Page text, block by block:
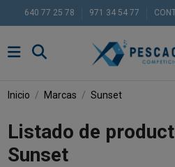
640 77 25 78 971 34 54 77
Inicio Marcas Sunset
Listado de
Sunset